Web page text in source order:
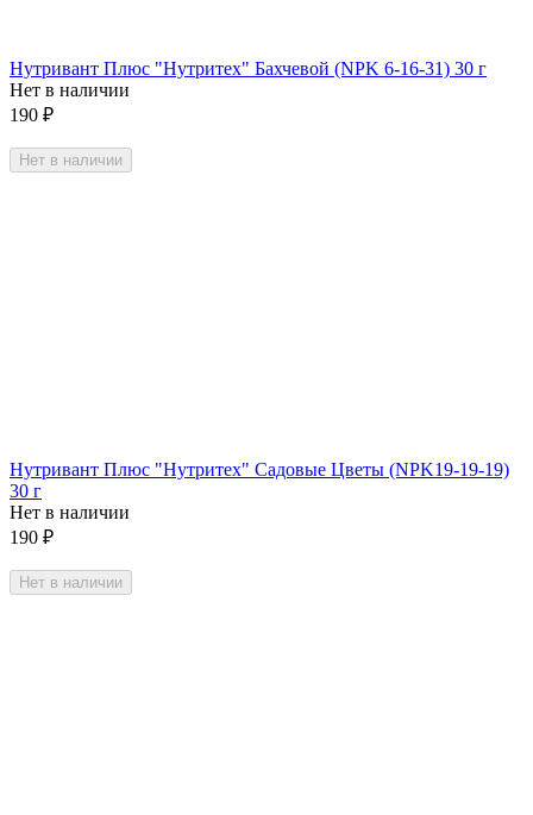
Нутривант Плюс "Нутритех" Бахчевой (NPK 6-16-31) 30 г
Нет в наличии
190 ₽
Нет в наличии
Нутривант Плюс "Нутритех" Садовые Цветы (NPK19-19-19)
30 г
Нет в наличии
190 ₽
Нет в наличии